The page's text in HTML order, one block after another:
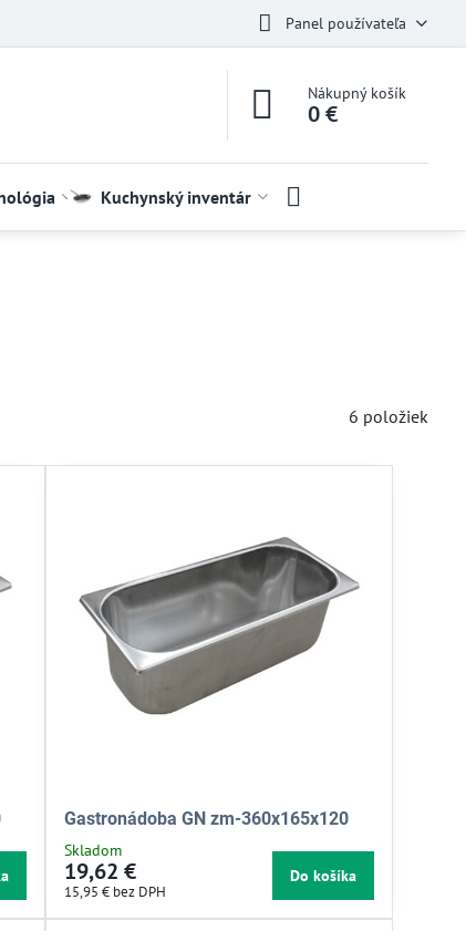
Panel používateľa
Nákupný košík
0 €
Kuchynský inventár
6 položiek
Gastronádoba GN zm-360x165x120
Skladom
19,62 €
15,95 € bez DPH
Do košíka